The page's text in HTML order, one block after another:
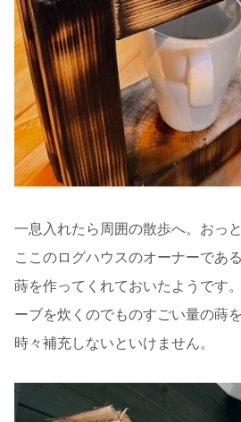
一息入れたら周囲の散歩へ。おっ
ここのログハウスのオーナーであ
蒔を作ってくれておいたようです
ーブを炊くのでものすごい量の蒔
時々補充しないといけません。